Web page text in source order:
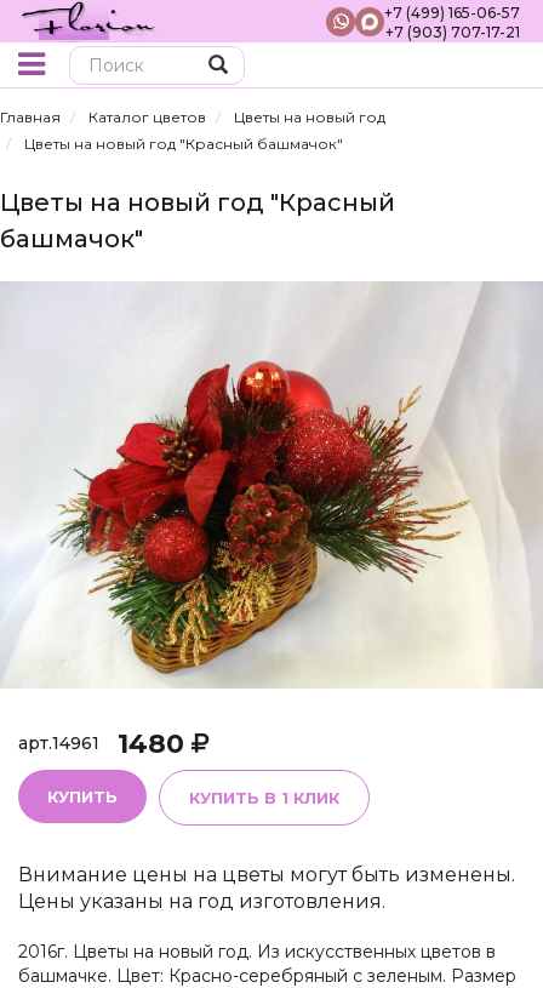
+7 (499) 165-06-57
+7 (903) 707-17-21
Главная Каталог цветов
Цветы на новый год
Цветы на новый год "Красный башмачок"
Цветы на новый год "Красный
башмачок"
арт.14961 1480
КУПИТЬ КУПИТЬ В 1 КЛИК
Внимание цены на цветы могут быть изменены.
Цены указаны на год изготовления.
2016г. Цветы на новый год. Из искусственных цветов в
башмачке. Цвет: Красно-серебряный с зеленым. Размер